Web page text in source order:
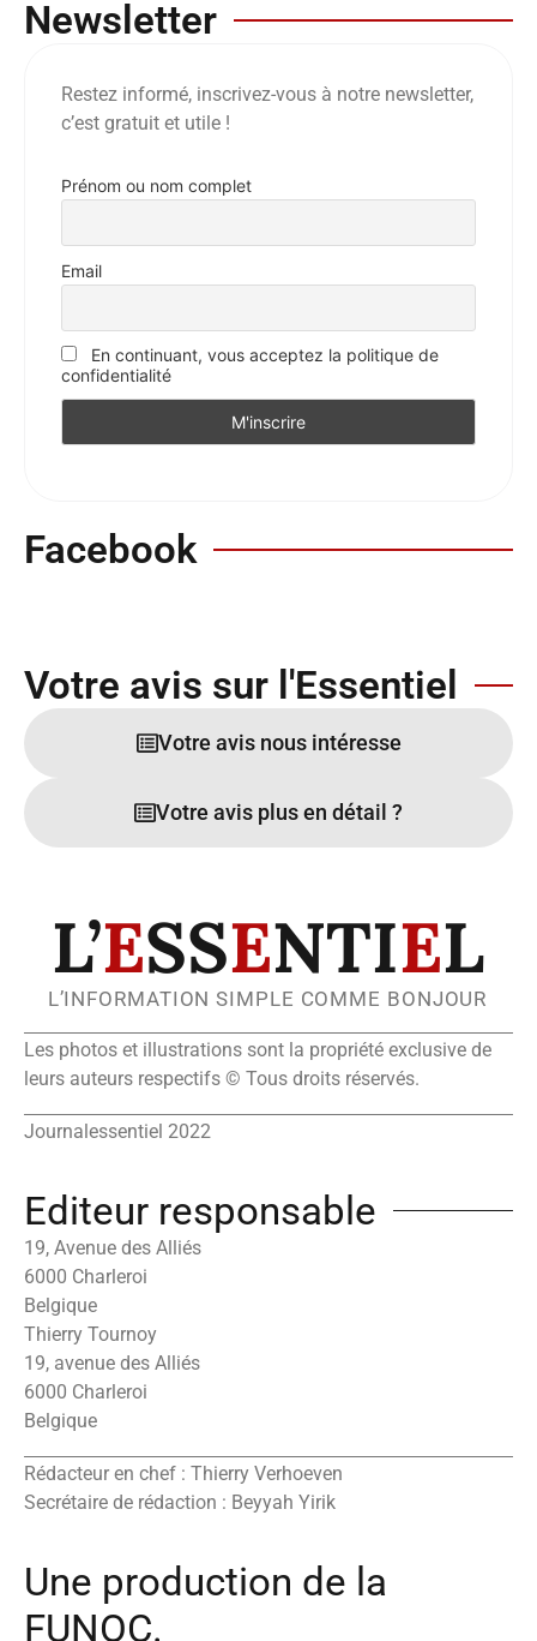
Newsletter
Restez informé, inscrivez-vous à notre newsletter,
c’est gratuit et utile !
Prénom ou nom complet
Email
En continuant, vous acceptez la politique de
confidentialité
Facebook
Votre avis sur l'Essentiel
Votre avis nous intéresse
Votre avis plus en détail ?
L’ESSENTIEL
L’INFORMATION SIMPLE COMME BONJOUR
Les photos et illustrations sont la propriété exclusive de
leurs auteurs respectifs © Tous droits réservés.
Journalessentiel 2022
Editeur responsable
19, Avenue des Alliés
6000 Charleroi
Belgique
Thierry Tournoy
19, avenue des Alliés
6000 Charleroi
Belgique
Rédacteur en chef : Thierry Verhoeven
Secrétaire de rédaction : Beyyah Yirik
Une production de la
FUNOC.